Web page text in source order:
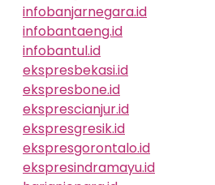
infobanjarnegara.id
infobantaeng.id
infobantul.id
ekspresbekasi.id
ekspresbone.id
eksprescianjur.id
ekspresgresik.id
ekspresgorontalo.id
ekspresindramayu.id